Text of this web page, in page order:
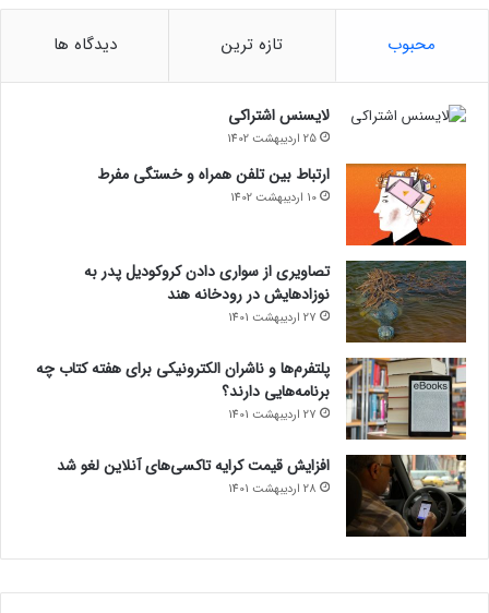
محبوب تازه ترین دیدگاه ها
لایسنس اشتراکی
25 اردیبهشت 1402
ارتباط بین تلفن همراه و خستگی مفرط
10 اردیبهشت 1402
تصاویری از سواری دادن کروکودیل پدر به
نوزادهایش در رودخانه هند
27 اردیبهشت 1401
پلتفرم‌ها و ناشران الکترونیکی برای هفته کتاب چه
برنامه‌هایی دارند؟
27 اردیبهشت 1401
افزایش قیمت کرایه تاکسی‌های آنلاین لغو شد
28 اردیبهشت 1401